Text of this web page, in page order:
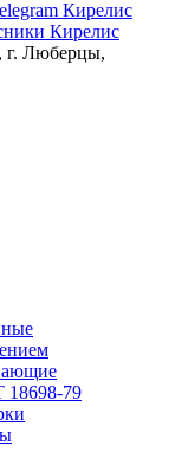
г. Люберцы,
18698-79